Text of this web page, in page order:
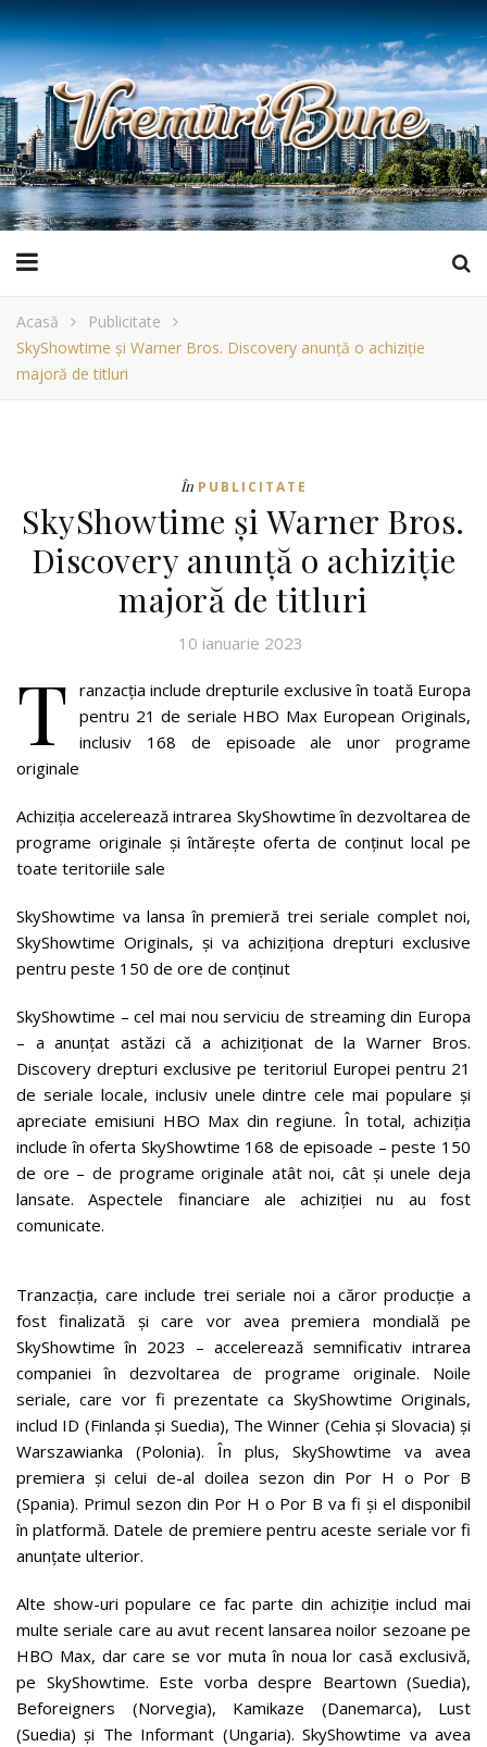
Acasă
Publicitate
SkyShowtime și Warner Bros. Discovery anunță o achiziție
majoră de titluri
În PUBLICITATE
SkyShowtime și Warner Bros.
Discovery anunță o achiziție
majoră de titluri
10 ianuarie 2023
T ranzacția include drepturile exclusive în toată Europa
pentru 21 de seriale HBO Max European Originals,
inclusiv 168 de episoade ale unor programe
originale
Achiziția accelerează intrarea SkyShowtime în dezvoltarea de
programe originale și întărește oferta de conținut local pe
toate teritoriile sale
SkyShowtime va lansa în premieră trei seriale complet noi,
SkyShowtime Originals, și va achiziționa drepturi exclusive
pentru peste 150 de ore de conținut
SkyShowtime – cel mai nou serviciu de streaming din Europa
– a anunțat astăzi că a achiziționat de la Warner Bros.
Discovery drepturi exclusive pe teritoriul Europei pentru 21
de seriale locale, inclusiv unele dintre cele mai populare și
apreciate emisiuni HBO Max din regiune. În total, achiziția
include în oferta SkyShowtime 168 de episoade – peste 150
de ore – de programe originale atât noi, cât și unele deja
lansate. Aspectele financiare ale achiziției nu au fost
comunicate.
Tranzacția, care include trei seriale noi a căror producție a
fost finalizată și care vor avea premiera mondială pe
SkyShowtime în 2023 – accelerează semnificativ intrarea
companiei în dezvoltarea de programe originale. Noile
seriale, care vor fi prezentate ca SkyShowtime Originals,
includ ID (Finlanda și Suedia), The Winner (Cehia și Slovacia) și
Warszawianka (Polonia). În plus, SkyShowtime va avea
premiera și celui de-al doilea sezon din Por H o Por B
(Spania). Primul sezon din Por H o Por B va fi și el disponibil
în platformă. Datele de premiere pentru aceste seriale vor fi
anunțate ulterior.
Alte show-uri populare ce fac parte din achiziție includ mai
multe seriale care au avut recent lansarea noilor sezoane pe
HBO Max, dar care se vor muta în noua lor casă exclusivă,
pe SkyShowtime. Este vorba despre Beartown (Suedia),
Beforeigners (Norvegia), Kamikaze (Danemarca), Lust
(Suedia) și The Informant (Ungaria). SkyShowtime va avea